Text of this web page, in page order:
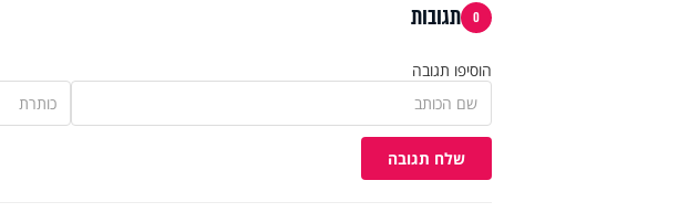
0 תגובות
הוסיפו תגובה
שלח תגובה